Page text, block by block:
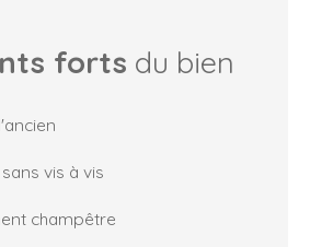
forts du bien
vis à vis
champêtre